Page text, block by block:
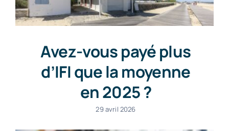
Avez-vous payé plus
d’IFI que la moyenne
en 2025 ?
29 avril 2026